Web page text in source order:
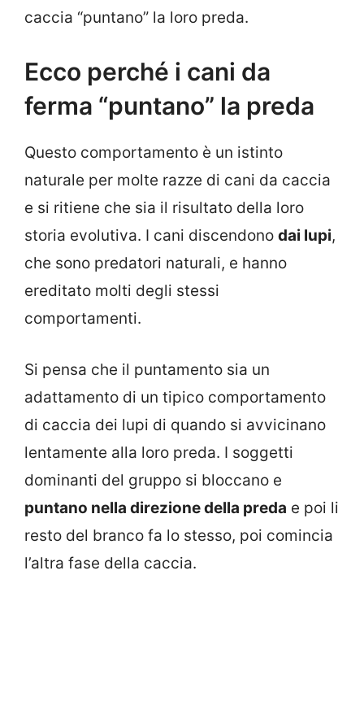
caccia “puntano” la loro preda.
Ecco perché i cani da
ferma “puntano” la preda
Questo comportamento è un istinto
naturale per molte razze di cani da caccia
e si ritiene che sia il risultato della loro
storia evolutiva. I cani discendono dai lupi,
che sono predatori naturali, e hanno
ereditato molti degli stessi
comportamenti.
Si pensa che il puntamento sia un
adattamento di un tipico comportamento
di caccia dei lupi di quando si avvicinano
lentamente alla loro preda. I soggetti
dominanti del gruppo si bloccano e
puntano nella direzione della preda e poi li
resto del branco fa lo stesso, poi comincia
l’altra fase della caccia.